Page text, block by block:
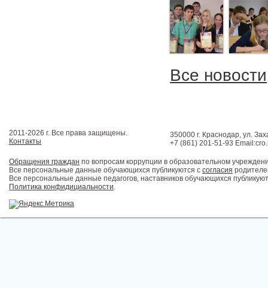
Все новости
2011-2026 г. Все права защищены.
Контакты
350000 г. Краснодар, ул.
+7 (861) 201-51-93
Обращения граждан по вопросам коррупции в образовательном
Все персональные данные обучающихся публикуются с согласия
Все персональные данные педагогов, наставников обучающихся
Политика конфидициальности.